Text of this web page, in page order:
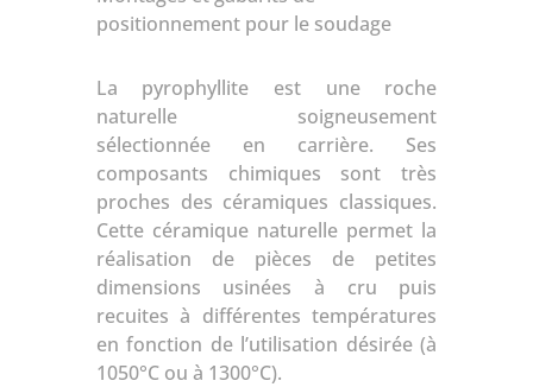
positionnement pour le soudage
La pyrophyllite est une roche
naturelle soigneusement
sélectionnée en carrière. Ses
composants chimiques sont très
proches des céramiques classiques.
Cette céramique naturelle permet la
réalisation de pièces de petites
dimensions usinées à cru puis
recuites à différentes températures
en fonction de l’utilisation désirée (à
1050°C ou à 1300°C).